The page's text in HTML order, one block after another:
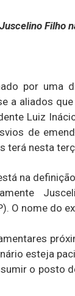
Filho
por uma
a aliados
Luiz
de
terá nesta
na
O nome do
esteja
o posto